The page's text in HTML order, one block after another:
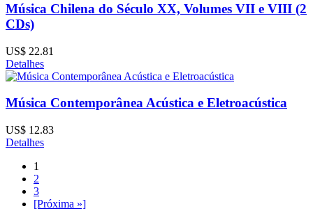
Música Chilena do Século XX, Volumes VII e VIII (2
CDs)
US$ 22.81
Detalhes
Música Contemporânea Acústica e Eletroacústica
US$ 12.83
Detalhes
1
2
3
[Próxima »]